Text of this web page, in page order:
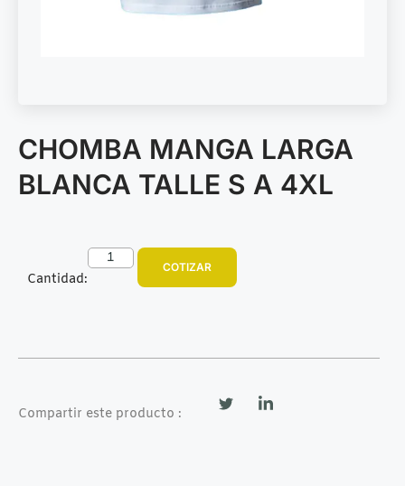
CHOMBA MANGA LARGA
BLANCA TALLE S A 4XL
Cantidad:
COTIZAR
Compartir este producto :